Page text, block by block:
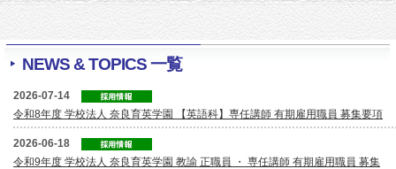
NEWS & TOPICS 一覧
2026-07-14
令和8年度 学校法人 奈良育英学園 【英語科】専任講師 有期雇用職員 募集要項
2026-06-18
令和9年度 学校法人 奈良育英学園 教諭 正職員 ・ 専任講師 有期雇用職員 募集